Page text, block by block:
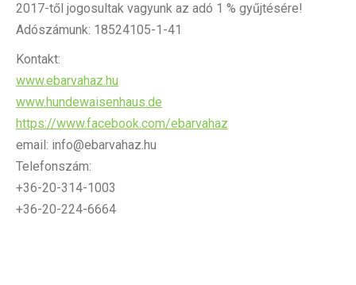
2017-től jogosultak vagyunk az adó 1 % gyűjtésére!
Adószámunk: 18524105-1-41
Kontakt:
www.ebarvahaz.hu
www.hundewaisenhaus.de
https://www.facebook.com/ebarvahaz
email: info@ebarvahaz.hu
Telefonszám:
+36-20-314-1003
+36-20-224-6664